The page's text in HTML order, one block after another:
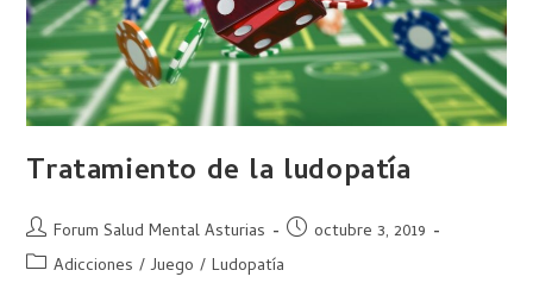
Tratamiento de la ludopatía
Forum Salud Mental Asturias
octubre 3, 2019
Adicciones / Juego / Ludopatía